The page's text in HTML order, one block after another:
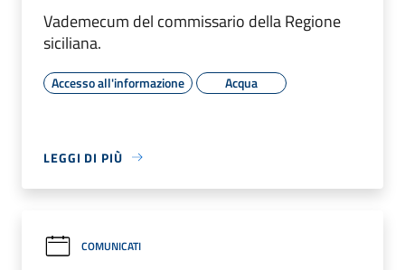
Vademecum del commissario della Regione
siciliana.
Accesso all'informazione Acqua
LEGGI DI PIÙ
COMUNICATI